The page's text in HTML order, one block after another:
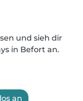
und sieh dir
in Befort an.
an